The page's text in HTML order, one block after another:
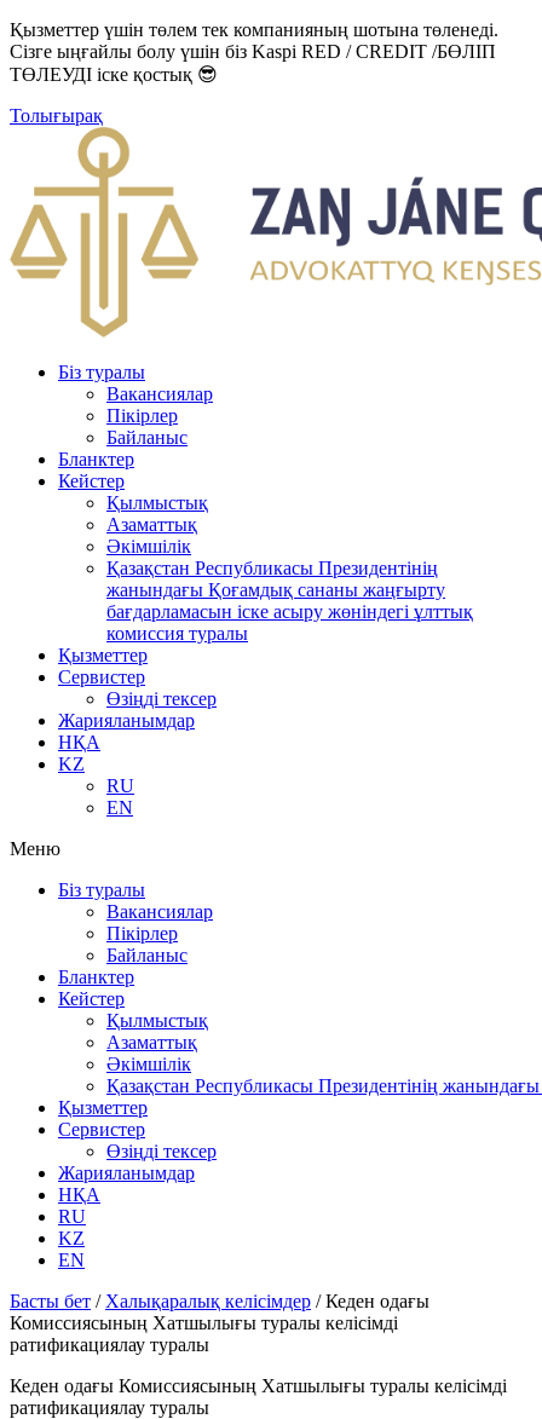
Қызметтер үшін төлем тек компанияның шотына төленеді.
Сізге ыңғайлы болу үшін біз Kaspi RED / CREDIT /БӨЛІП
ТӨЛЕУДІ іске қостық 😎
Толығырақ
Біз туралы
Вакансиялар
Пікірлер
Байланыс
Бланктер
Кейстер
Қылмыстық
Азаматтық
Әкімшілік
Қазақстан Республикасы Президентінің
жанындағы Қоғамдық сананы жаңғырту
бағдарламасын іске асыру жөніндегі ұлттық
комиссия туралы
Қызметтер
Сервистер
Өзіңді тексер
Жарияланымдар
НҚА
KZ
RU
EN
Меню
Біз туралы
Вакансиялар
Пікірлер
Байланыс
Бланктер
Кейстер
Қылмыстық
Азаматтық
Әкімшілік
Қазақстан Республикасы Президентінің
Қызметтер
Сервистер
Өзіңді тексер
Жарияланымдар
НҚА
RU
KZ
EN
Басты бет / Халықаралық келісімдер /Кеден одағы
Комиссиясының Хатшылығы туралы келісімді
ратификациялау туралы
Кеден одағы Комиссиясының Хатшылығы туралы келісімді
ратификациялау туралы